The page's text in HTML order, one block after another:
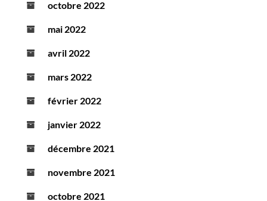
octobre 2022
mai 2022
avril 2022
mars 2022
février 2022
janvier 2022
décembre 2021
novembre 2021
octobre 2021